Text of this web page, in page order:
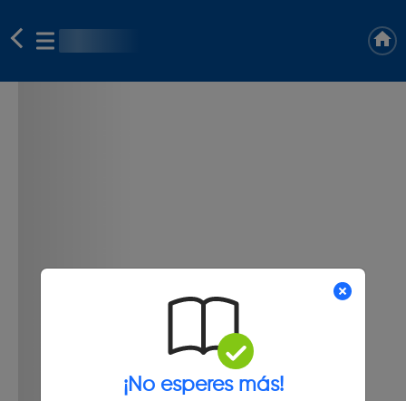
¡No esperes más!